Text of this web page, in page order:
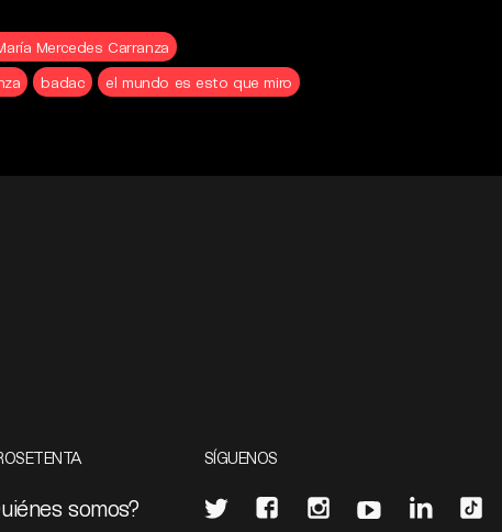
Mercedes Carranza
badac
el mundo es esto que miro
somos?
SÍGUENOS